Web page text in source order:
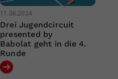
11.06.2024
Drei Jugendcircuit
presented by
Babolat geht in die 4.
Runde